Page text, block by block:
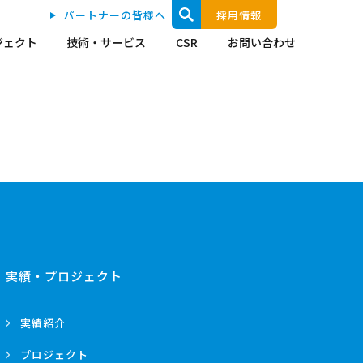
クト 技術・サービス CSR お問い合わせ
パートナーの皆様へ 採用情報
実績・プロジェクト
実績紹介
プロジェクト